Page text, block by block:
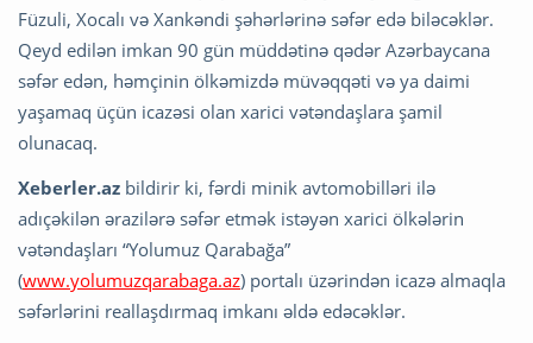
Füzuli, Xocalı və Xankəndi şəhərlərinə səfər edə biləcəklər.
Qeyd edilən imkan 90 gün müddətinə qədər Azərbaycana
səfər edən, həmçinin ölkəmizdə müvəqqəti və ya daimi
yaşamaq üçün icazəsi olan xarici vətəndaşlara şamil
olunacaq.
Xeberler.az bildirir ki, fərdi minik avtomobilləri ilə
adıçəkilən ərazilərə səfər etmək istəyən xarici ölkələrin
vətəndaşları “Yolumuz Qarabağa”
(www.yolumuzqarabaga.az) portalı üzərindən icazə almaqla
səfərlərini reallaşdırmaq imkanı əldə edəcəklər.